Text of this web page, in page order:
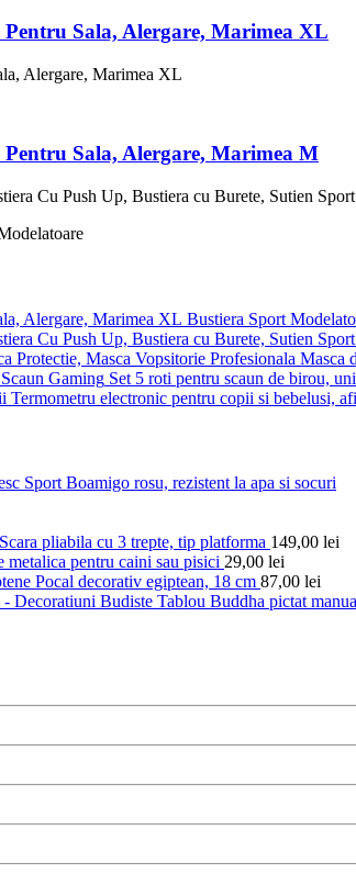
Sala, Alergare, Marimea XL
Sala, Alergare, Marimea M
Bustiera Sport
Masca
Set 5 roti pentru scaun de birou,
Termometru electronic pentru copii si bebelusi,
Sport Boamigo rosu, rezistent la apa si socuri
Scara pliabila cu 3 trepte, tip platforma 149,00 lei
metalica pentru caini sau pisici 29,00 lei
Pocal decorativ egiptean, 18 cm 87,00 lei
Tablou Buddha pictat